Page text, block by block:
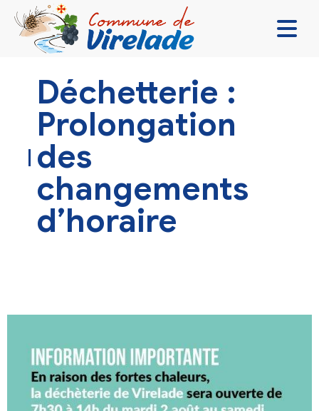
VIVRE ENSEMBLE
SE DIVERTIR
CONTACT
Déchetterie :
Prolongation
des
changements
d’horaire